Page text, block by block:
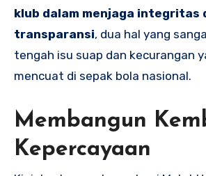
klub dalam menjaga integritas
transparansi, dua hal yang
tengah isu suap dan kecurangan
mencuat di sepak bola nasional.
Membangun
Kepercayaan